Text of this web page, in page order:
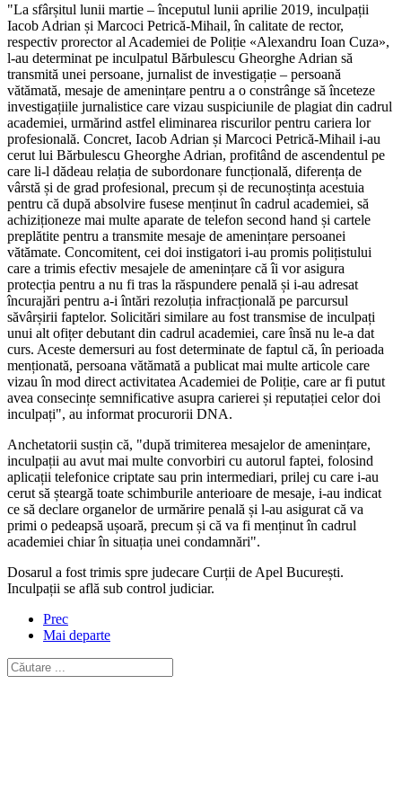
"La sfârșitul lunii martie – începutul lunii aprilie 2019, inculpații
Iacob Adrian și Marcoci Petrică-Mihail, în calitate de rector,
respectiv prorector al Academiei de Poliție «Alexandru Ioan Cuza»,
l-au determinat pe inculpatul Bărbulescu Gheorghe Adrian să
transmită unei persoane, jurnalist de investigație – persoană
vătămată, mesaje de amenințare pentru a o constrânge să înceteze
investigațiile jurnalistice care vizau suspiciunile de plagiat din cadrul
academiei, urmărind astfel eliminarea riscurilor pentru cariera lor
profesională. Concret, Iacob Adrian și Marcoci Petrică-Mihail i-au
cerut lui Bărbulescu Gheorghe Adrian, profitând de ascendentul pe
care li-l dădeau relația de subordonare funcțională, diferența de
vârstă și de grad profesional, precum și de recunoștința acestuia
pentru că după absolvire fusese menținut în cadrul academiei, să
achiziționeze mai multe aparate de telefon second hand și cartele
preplătite pentru a transmite mesaje de amenințare persoanei
vătămate. Concomitent, cei doi instigatori i-au promis polițistului
care a trimis efectiv mesajele de amenințare că îi vor asigura
protecția pentru a nu fi tras la răspundere penală și i-au adresat
încurajări pentru a-i întări rezoluția infracțională pe parcursul
săvârșirii faptelor. Solicitări similare au fost transmise de inculpați
unui alt ofițer debutant din cadrul academiei, care însă nu le-a dat
curs. Aceste demersuri au fost determinate de faptul că, în perioada
menționată, persoana vătămată a publicat mai multe articole care
vizau în mod direct activitatea Academiei de Poliție, care ar fi putut
avea consecințe semnificative asupra carierei și reputației celor doi
inculpați", au informat procurorii DNA.
Anchetatorii susțin că, "după trimiterea mesajelor de amenințare,
inculpații au avut mai multe convorbiri cu autorul faptei, folosind
aplicații telefonice criptate sau prin intermediari, prilej cu care i-au
cerut să șteargă toate schimburile anterioare de mesaje, i-au indicat
ce să declare organelor de urmărire penală și l-au asigurat că va
primi o pedeapsă ușoară, precum și că va fi menținut în cadrul
academiei chiar în situația unei condamnări".
Dosarul a fost trimis spre judecare Curții de Apel București.
Inculpații se află sub control judiciar.
Prec
Mai departe